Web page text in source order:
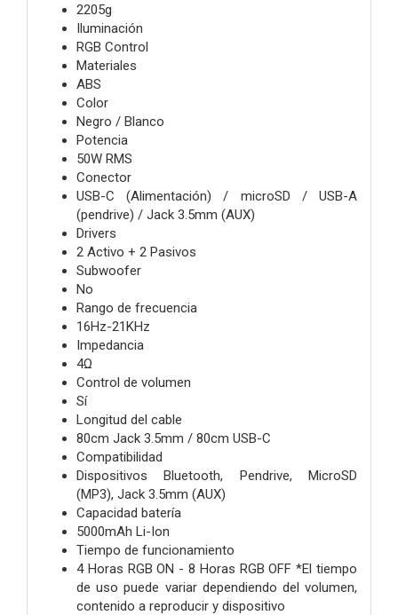
2205g
Iluminación
RGB Control
Materiales
ABS
Color
Negro / Blanco
Potencia
50W RMS
Conector
USB-C (Alimentación) / microSD / USB-A
(pendrive) / Jack 3.5mm (AUX)
Drivers
2 Activo + 2 Pasivos
Subwoofer
No
Rango de frecuencia
16Hz-21KHz
Impedancia
4Ω
Control de volumen
Sí
Longitud del cable
80cm Jack 3.5mm / 80cm USB-C
Compatibilidad
Dispositivos Bluetooth, Pendrive, MicroSD
(MP3), Jack 3.5mm (AUX)
Capacidad batería
5000mAh Li-Ion
Tiempo de funcionamiento
4 Horas RGB ON - 8 Horas RGB OFF *El tiempo
de uso puede variar dependiendo del volumen,
contenido a reproducir y dispositivo